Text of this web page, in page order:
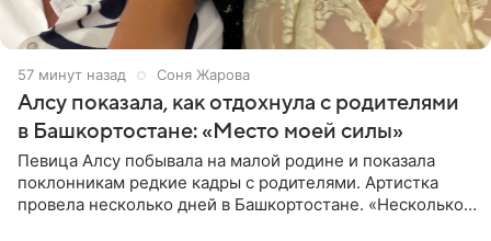
57 минут назад Соня Жарова
Алсу показала, как отдохнула с родителями
в Башкортостане: «Место моей силы»
Певица Алсу побывала на малой родине и показала
поклонникам редкие кадры с родителями. Артистка
провела несколько дней в Башкортостане. «Несколько